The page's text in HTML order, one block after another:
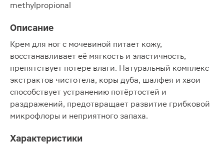
methylpropional
Описание
Крем для ног c мочевиной питает кожу,
восстанавливает её мягкость и эластичность,
препятствует потере влаги. Натуральный комплекс
экстрактов чистотела, коры дуба, шалфея и хвои
способствует устранению потёртостей и
раздражений, предотвращает развитие грибковой
микрофлоры и неприятного запаха.
Характеристики